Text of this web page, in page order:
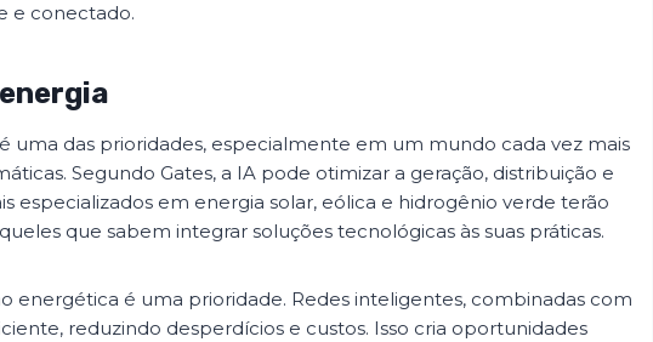
e conectado.
uma das prioridades, especialmente em um mundo cada vez mais
Segundo Gates, a IA pode otimizar a geração, distribuição e
especializados em energia solar, eólica e hidrogênio verde terão
que sabem integrar soluções tecnológicas às suas práticas.
energética é uma prioridade. Redes inteligentes, combinadas com
reduzindo desperdícios e custos. Isso cria oportunidades